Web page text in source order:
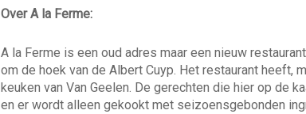
Over A la Ferme:
A la Ferme is een oud adres maar een nieuw
om de hoek van de Albert Cuyp. Het restaurant heeft,
keuken van Van Geelen. De gerechten die hier op de
en er wordt alleen gekookt met seizoensgebonden